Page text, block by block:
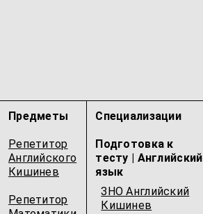
Предметы
Репетитор
Английского
Кишинев
Репетитор
Специализации
Подготовка к
тесту | Английский
язык
ЗНО Английский
Кишинев